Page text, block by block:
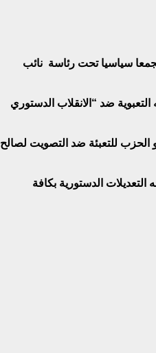
سياسيا تحت رئاسة نائب
ضد “الانقلاب الدستوري
للتعبئة ضد التصويت لصالح
الدستورية بكافة